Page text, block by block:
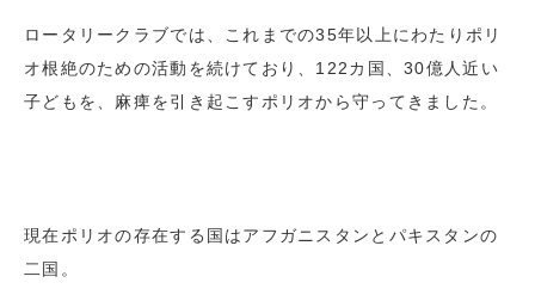
ロータリークラブでは、これまでの35年以上にわたりポリ
オ根絶のための活動を続けており、122カ国、30億人近い
子どもを、麻痺を引き起こすポリオから守ってきました。
現在ポリオの存在する国はアフガニスタンとパキスタンの
二国。